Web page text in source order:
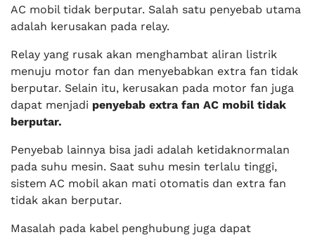
AC mobil tidak berputar. Salah satu penyebab utama
adalah kerusakan pada relay.
Relay yang rusak akan menghambat aliran listrik
menuju motor fan dan menyebabkan extra fan tidak
berputar. Selain itu, kerusakan pada motor fan juga
dapat menjadi penyebab extra fan AC mobil tidak
berputar.
Penyebab lainnya bisa jadi adalah ketidaknormalan
pada suhu mesin. Saat suhu mesin terlalu tinggi,
sistem AC mobil akan mati otomatis dan extra fan
tidak akan berputar.
Masalah pada kabel penghubung juga dapat